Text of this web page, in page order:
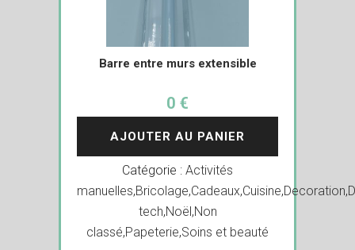
Barre entre murs extensible
0 €
AJOUTER AU PANIER
Catégorie : Activités
manuelles,Bricolage,Cadeaux,Cuisine,Decoration,
tech,Noël,Non
classé,Papeterie,Soins et beauté